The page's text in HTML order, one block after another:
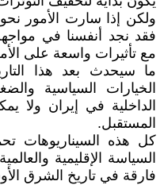
ولكن إذا سارت الأمور نحو
فقد نجد أنفسنا في
مع تأثيرات واسعة على
ما سيحدث بعد هذا
الخيارات السياسية
الداخلية في إيران ولا
المستقبل.
كل هذه السيناريوهات
السياسة الإقليمية
فارقة في تاريخ الشرق